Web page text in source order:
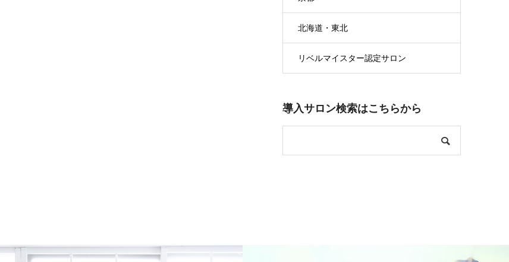
北海道・東北
リベルマイスター認定サロン
導入サロン検索はこちらから